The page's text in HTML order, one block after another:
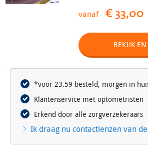
vanaf € 33,00
BEKIJK EN
*voor 23.59 besteld, morgen in
Klantenservice met optometristen
Erkend door alle zorgverzekeraars
Ik draag nu contactlenzen van